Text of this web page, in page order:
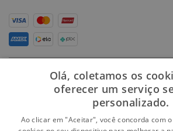
Olá, coletamos os
oferecer um serviço
personalizado.
Ao clicar em "Aceitar", você concorda com